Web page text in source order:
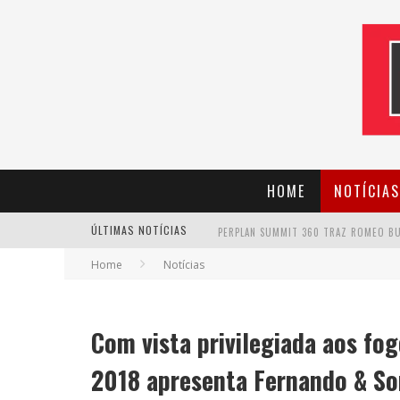
HOME NOTÍCIAS
ÚLTIMAS NOTÍCIAS
Home Notícias
Com vista privilegiada aos
2018 apresenta Fernando &